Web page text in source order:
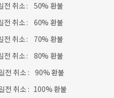
전 취소 : 50% 환불
전 취소 : 60% 환불
전 취소 : 70% 환불
전 취소 : 80% 환불
전 취소 : 90% 환불
전 취소 : 100% 환불